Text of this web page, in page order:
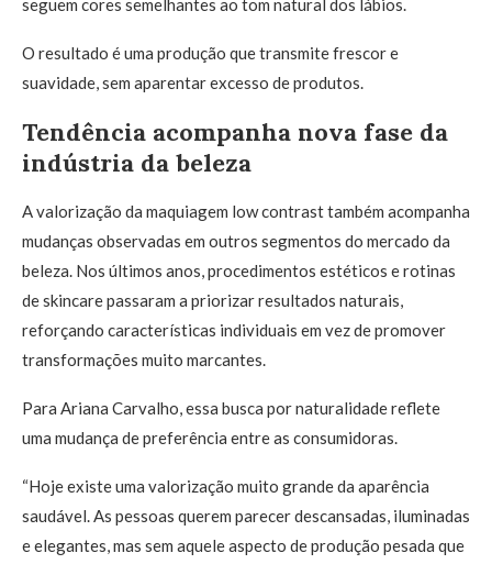
seguem cores semelhantes ao tom natural dos lábios.
O resultado é uma produção que transmite frescor e
suavidade, sem aparentar excesso de produtos.
Tendência acompanha nova fase da
indústria da beleza
A valorização da maquiagem low contrast também acompanha
mudanças observadas em outros segmentos do mercado da
beleza. Nos últimos anos, procedimentos estéticos e rotinas
de skincare passaram a priorizar resultados naturais,
reforçando características individuais em vez de promover
transformações muito marcantes.
Para Ariana Carvalho, essa busca por naturalidade reflete
uma mudança de preferência entre as consumidoras.
“Hoje existe uma valorização muito grande da aparência
saudável. As pessoas querem parecer descansadas, iluminadas
e elegantes, mas sem aquele aspecto de produção pesada que